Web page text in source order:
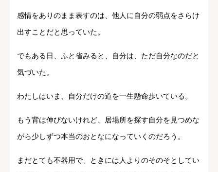
感情をありのまま表すのは、他人に自分の弱点をさらけ
出すことだと思っていた。
でもある日、ふと省みると、自分は、ただ自分なのだと
気づいた。
わたしはいま、自分だけの道を一生懸命歩いている。
もう背は伸びないけれど、居場所を探す自分を見つめな
がら少しずつ本当のおとなになっていくのだろう。
まだとても不器用で、ときには人よりのそのそとしてい